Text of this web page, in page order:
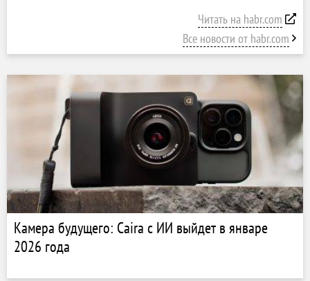
Читать на habr.com
Все новости от habr.com
Камера будущего: Caira с ИИ выйдет в январе
2026 года